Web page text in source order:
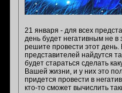
21 января - для всех
день будет негативным не в
решите провести этот
представителей найдутся
будет стараться сделать
Вашей жизни, и у них это
придется провести в
кто-то сможет вычислить